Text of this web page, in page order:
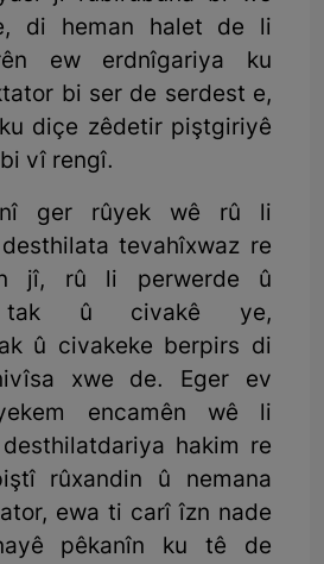
di heman halet de li
ew erdnîgariya ku
bi ser de serdest e,
diçe zêdetir piştgiriyê
vî rengî.
ger rûyek wê rû li
tevahîxwaz re
jî, rû li perwerde û
tak û civakê ye,
û civakeke berpirs di
xwe de. Eger ev
encamên wê li
hakim re
rûxandin û nemana
ewa ti carî îzn nade
pêkanîn ku tê de